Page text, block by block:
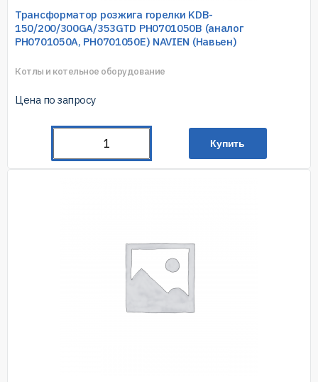
Трансформатор розжига горелки KDB-
150/200/300GA/353GTD PH0701050B (аналог
PH0701050A, PH0701050E) NAVIEN (Навьен)
Котлы и котельное оборудование
Цена по запросу
Купить